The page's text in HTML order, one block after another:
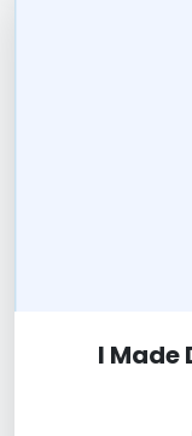
I Made